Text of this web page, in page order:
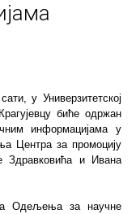
у Универзитетској
биће одржан
информацијама у
Центра за промоцију
Здравковића и Ивана
Одељења за научне